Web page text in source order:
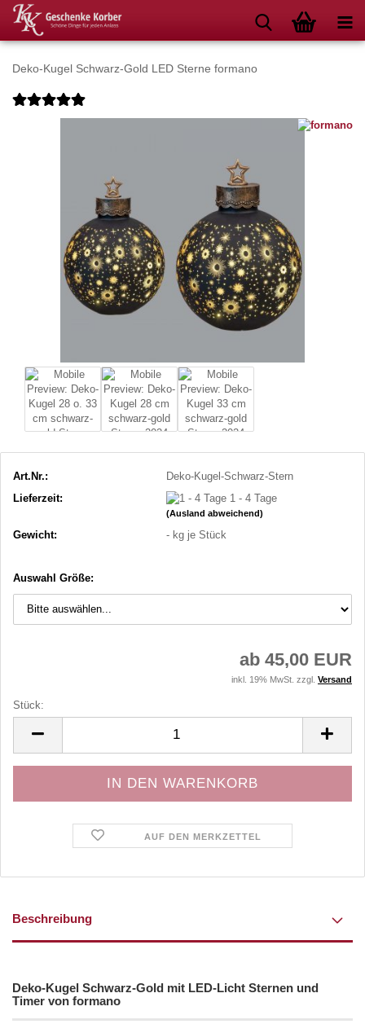
Deko-Kugel Schwarz-Gold LED Sterne formano
Art.Nr.:
Deko-Kugel-Schwarz-Stern
Lieferzeit:
1 - 4 Tage
(Ausland abweichend)
Gewicht: - kg je Stück
Auswahl Größe:
ab 45,00 EUR
inkl. 19% MwSt. zzgl. Versand
Stück:
AUF DEN MERKZETTEL
Beschreibung
Deko-Kugel Schwarz-Gold mit LED-Licht Sternen und
Timer von formano